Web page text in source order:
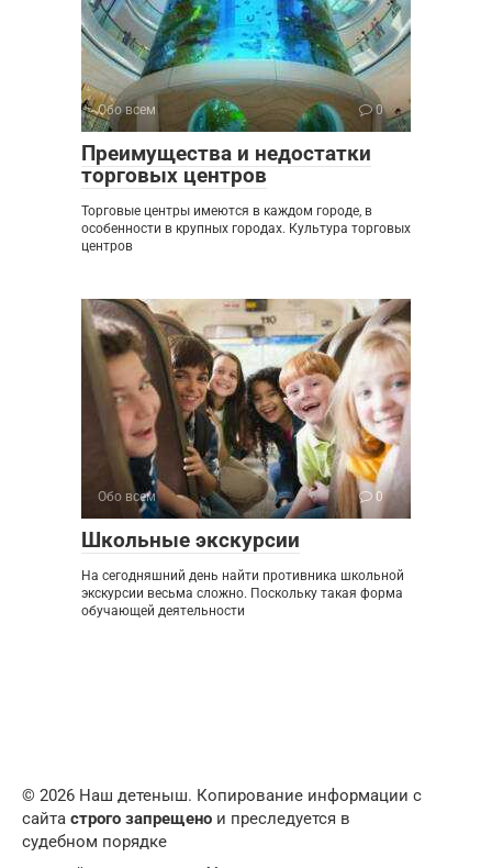
Обо всем 0
Преимущества и недостатки
торговых центров
Торговые центры имеются в каждом городе, в
особенности в крупных городах. Культура торговых
центров
Обо всем 0
Школьные экскурсии
На сегодняшний день найти противника школьной
экскурсии весьма сложно. Поскольку такая форма
обучающей деятельности
© 2026 Наш детеныш. Копирование информации с
сайта строго запрещено и преследуется в
судебном порядке